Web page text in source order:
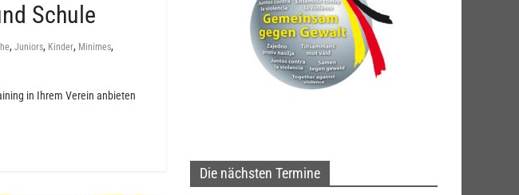
Schule
, Juniors, Kinder, Minimes,
in Ihrem Verein anbieten
Die nächsten Termine